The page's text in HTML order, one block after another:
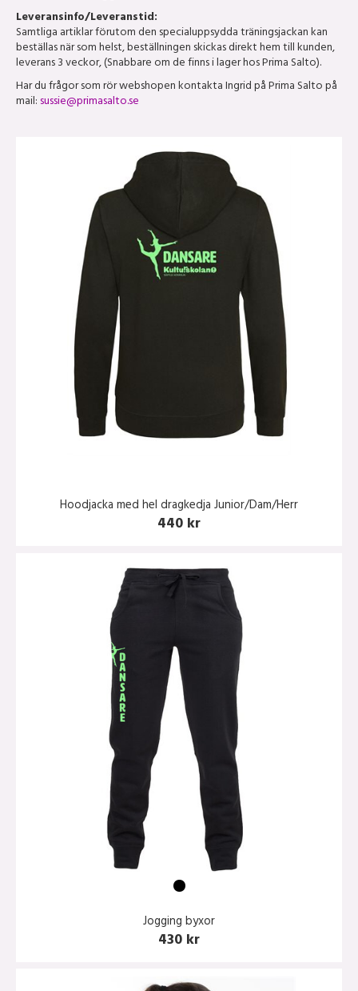
Leveransinfo/Leveranstid:
Samtliga artiklar förutom den specialuppsydda träningsjackan kan
beställas när som helst, beställningen skickas direkt hem till kunden,
leverans 3 veckor, (Snabbare om de finns i lager hos Prima Salto).
Har du frågor som rör webshopen kontakta Ingrid på Prima Salto på
mail:sussie@primasalto.se
Hoodjacka med hel dragkedja Junior/Dam/Herr
440 kr
Jogging byxor
430 kr